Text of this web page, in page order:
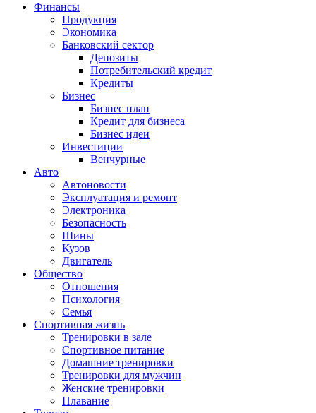
Финансы
Продукция
Экономика
Банковский сектор
Депозиты
Потребительский кредит
Кредиты
Бизнес
Бизнес план
Кредит для бизнеса
Бизнес идеи
Инвестиции
Венчурные
Авто
Автоновости
Эксплуатация и ремонт
Электроника
Безопасность
Шины
Кузов
Двигатель
Общество
Отношения
Психология
Семья
Спортивная жизнь
Тренировки в зале
Спортивное питание
Домашние тренировки
Тренировки для мужчин
Женские тренировки
Плавание